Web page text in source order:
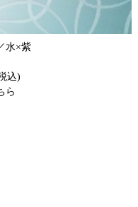
水×紫
込)
ら